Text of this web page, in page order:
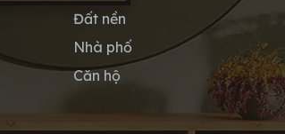
Đất nền
Nhà phố
Căn hộ